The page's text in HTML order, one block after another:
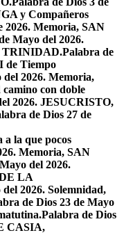
y Compañeros
2026. Memoria, SAN
Mayo del 2026.
TRINIDAD.Palabra de
de Tiempo
del 2026. Memoria,
con doble
2026. JESUCRISTO,
de Dios 27 de
a la que pocos
Memoria, SAN
del 2026.
LA
2026. Solemnidad,
de Dios 23 de Mayo
Palabra de Dios
CASIA,